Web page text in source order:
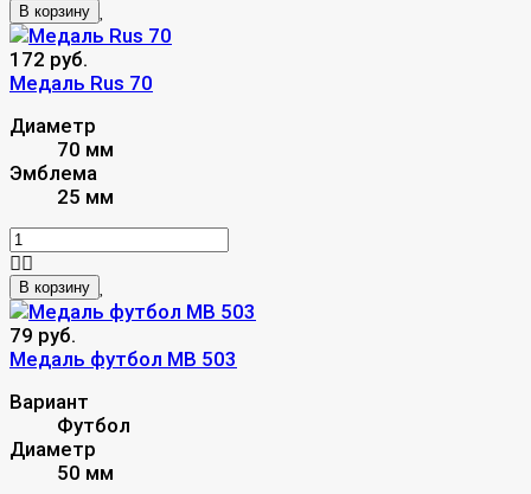
В корзину
172 руб.
Медаль Rus 70
Диаметр
70 мм
Эмблема
25 мм
В корзину
79 руб.
Mедаль футбол MB 503
Вариант
Футбол
Диаметр
50 мм